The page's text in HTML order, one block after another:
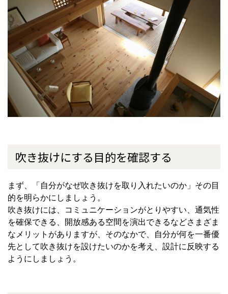
吹き抜けにする目的を確認する
まず、「自分がなぜ吹き抜けを取り入れたいのか」その目
的を明らかにしましょう。
吹き抜けには、コミュニケーションがとりやすい、通気性
を確保できる、開放感ある空間を演出できるなどさまざま
なメリットがありますが、そのなかで、自分が何を一番優
先として吹き抜けを設けたいのかを考え、設計に反映する
ようにしましょう。